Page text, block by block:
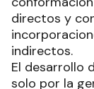
directos y
indirectos.
El desarrollo
solo por la